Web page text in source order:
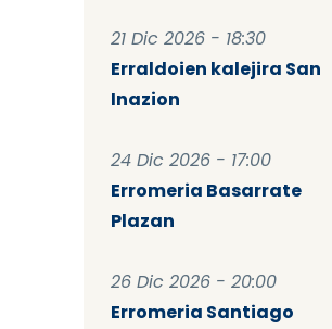
21 Dic 2026 - 18:30
Erraldoien kalejira San
Inazion
24 Dic 2026 - 17:00
Erromeria Basarrate
Plazan
26 Dic 2026 - 20:00
Erromeria Santiago